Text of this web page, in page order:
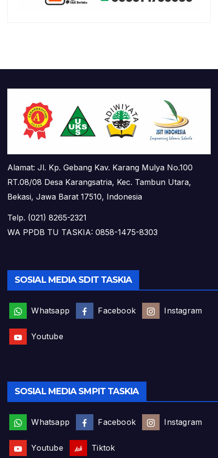
Alamat: Jl. Kp. Gebang Kav. Karang Mulya No.100
RT.08/08 Desa Karangsatria, Kec. Tambun Utara,
Bekasi, Jawa Barat 17510, Indonesia
Telp. (021) 8265-2321
WA PPDB TU TASKIA: 0858-1475-8303
SOSIAL MEDIA SDIT TASKIA
Whatsapp Facebook Instagram
Youtube
SOSIAL MEDIA SMPIT TASKIA
Whatsapp Facebook Instagram
Youtube Tiktok